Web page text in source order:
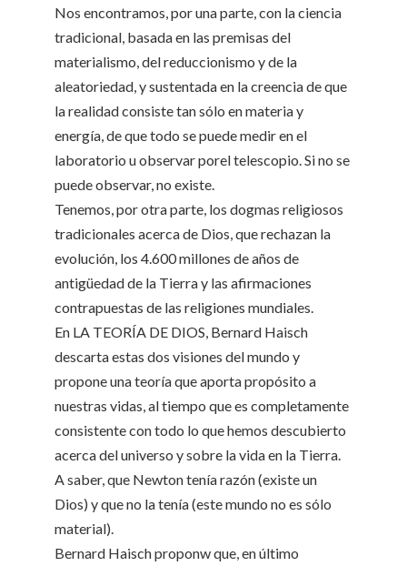
Nos encontramos, por una parte, con la ciencia
tradicional, basada en las premisas del
materialismo, del reduccionismo y de la
aleatoriedad, y sustentada en la creencia de que
la realidad consiste tan sólo en materia y
energía, de que todo se puede medir en el
laboratorio u observar porel telescopio. Si no se
puede observar, no existe.
Tenemos, por otra parte, los dogmas religiosos
tradicionales acerca de Dios, que rechazan la
evolución, los 4.600 millones de años de
antigüedad de la Tierra y las afirmaciones
contrapuestas de las religiones mundiales.
En LA TEORÍA DE DIOS, Bernard Haisch
descarta estas dos visiones del mundo y
propone una teoría que aporta propósito a
nuestras vidas, al tiempo que es completamente
consistente con todo lo que hemos descubierto
acerca del universo y sobre la vida en la Tierra.
A saber, que Newton tenía razón (existe un
Dios) y que no la tenía (este mundo no es sólo
material).
Bernard Haisch proponw que, en último